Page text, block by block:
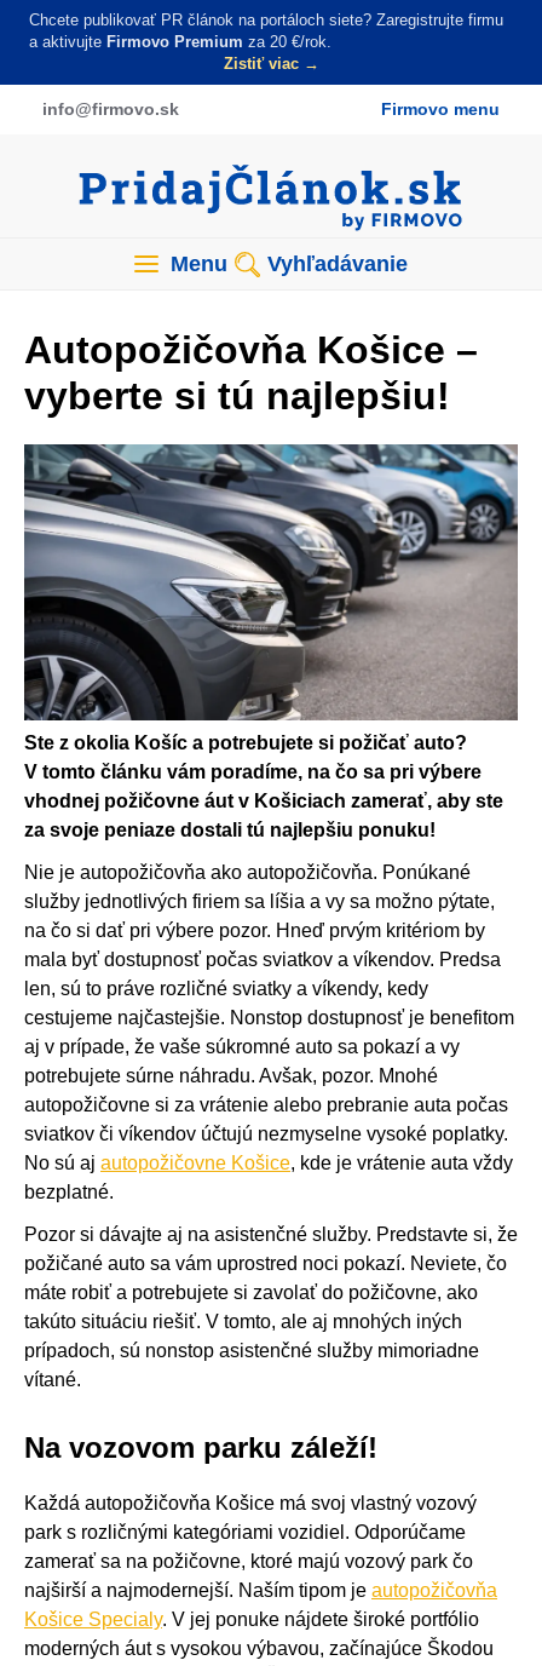
Skočiť
obsah
Chcete publikovať PR článok na portáloch siete? Zaregistrujte firmu
a aktivujte Firmovo Premium za 20 €/rok.
Zistiť viac →
info@firmovo.sk Firmovo menu
Menu Vyhľadávanie
Autopožičovňa Košice –
vyberte si tú najlepšiu!
Ste z okolia Košíc a potrebujete si požičať auto?
V tomto článku vám poradíme, na čo sa pri výbere
vhodnej požičovne áut v Košiciach zamerať, aby ste
za svoje peniaze dostali tú najlepšiu ponuku!
Nie je autopožičovňa ako autopožičovňa. Ponúkané
služby jednotlivých firiem sa líšia a vy sa možno pýtate,
na čo si dať pri výbere pozor. Hneď prvým kritériom by
mala byť dostupnosť počas sviatkov a víkendov. Predsa
len, sú to práve rozličné sviatky a víkendy, kedy
cestujeme najčastejšie. Nonstop dostupnosť je benefitom
aj v prípade, že vaše súkromné auto sa pokazí a vy
potrebujete súrne náhradu. Avšak, pozor. Mnohé
autopožičovne si za vrátenie alebo prebranie auta počas
sviatkov či víkendov účtujú nezmyselne vysoké poplatky.
No sú aj autopožičovne Košice, kde je vrátenie auta vždy
bezplatné.
Pozor si dávajte aj na asistenčné služby. Predstavte si, že
požičané auto sa vám uprostred noci pokazí. Neviete, čo
máte robiť a potrebujete si zavolať do požičovne, ako
takúto situáciu riešiť. V tomto, ale aj mnohých iných
prípadoch, sú nonstop asistenčné služby mimoriadne
vítané.
Na vozovom parku záleží!
Každá autopožičovňa Košice má svoj vlastný vozový
park s rozličnými kategóriami vozidiel. Odporúčame
zamerať sa na požičovne, ktoré majú vozový park čo
najširší a najmodernejší. Naším tipom je autopožičovňa
Košice Specialy. V jej ponuke nájdete široké portfólio
moderných áut s vysokou výbavou, začínajúce Škodou